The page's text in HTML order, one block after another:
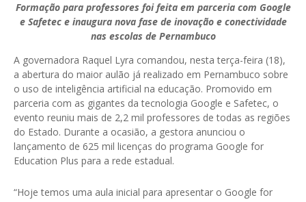
Formação para professores foi feita em parceria com Google
e Safetec e inaugura nova fase de inovação e conectividade
nas escolas de Pernambuco
A governadora Raquel Lyra comandou, nesta terça-feira (18),
a abertura do maior aulão já realizado em Pernambuco sobre
o uso de inteligência artificial na educação. Promovido em
parceria com as gigantes da tecnologia Google e Safetec, o
evento reuniu mais de 2,2 mil professores de todas as regiões
do Estado. Durante a ocasião, a gestora anunciou o
lançamento de 625 mil licenças do programa Google for
Education Plus para a rede estadual.
“Hoje temos uma aula inicial para apresentar o Google for